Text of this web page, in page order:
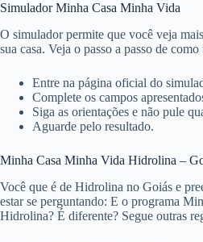
Simulador Minha Casa Minha Vida
O simulador permite que você veja
sua casa. Veja o passo a passo de
Entre na página oficial do
Complete os campos
Siga as orientações e não pule
Aguarde pelo resultado.
Minha Casa Minha Vida Hidrolina –
Você que é de Hidrolina no Goiás e
estar se perguntando: E o programa
Hidrolina? É diferente? Segue outras